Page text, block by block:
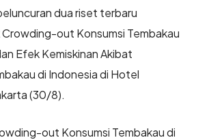
dua riset terbaru
out Konsumsi Tembakau
Efek Kemiskinan Akibat
di Indonesia di Hotel
(30/8).
out Konsumsi Tembakau di